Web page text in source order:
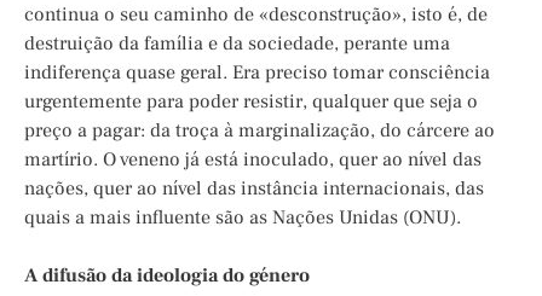
continua o seu caminho de «desconstrução», isto é, de
destruição da família e da sociedade, perante uma
indiferença quase geral. Era preciso tomar consciência
urgentemente para poder resistir, qualquer que seja o
preço a pagar: da troça à marginalização, do cárcere ao
martírio. O veneno já está inoculado, quer ao nível das
nações, quer ao nível das instância internacionais, das
quais a mais influente são as Nações Unidas (ONU).
A difusão da ideologia do género